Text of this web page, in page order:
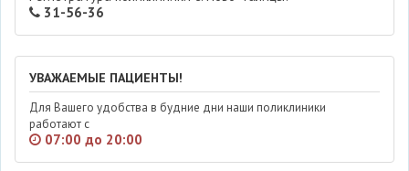
31-56-36
УВАЖАЕМЫЕ ПАЦИЕНТЫ!
Для Вашего удобства в будние дни наши поликлиники
работают с
07:00 до 20:00